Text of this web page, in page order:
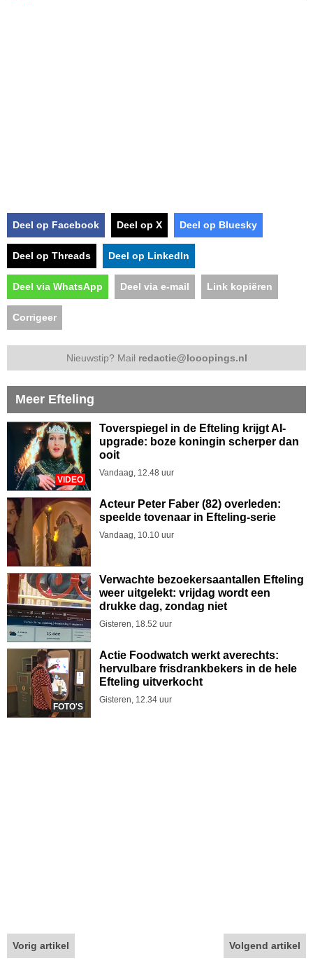
Deel op Facebook Deel op X Deel op Bluesky
Deel op Threads Deel op LinkedIn
Deel via WhatsApp Deel via e-mail Link kopiëren
Corrigeer
Nieuwstip? Mail redactie@looopings.nl
Meer Efteling
VIDEO
Toverspiegel in de Efteling krijgt AI-
upgrade: boze koningin scherper dan
ooit
Vandaag, 12.48 uur
Acteur Peter Faber (82) overleden:
speelde tovenaar in Efteling-serie
Vandaag, 10.10 uur
Verwachte bezoekersaantallen Efteling
weer uitgelekt: vrijdag wordt een
drukke dag, zondag niet
Gisteren, 18.52 uur
FOTO'S
Actie Foodwatch werkt averechts:
hervulbare frisdrankbekers in de hele
Efteling uitverkocht
Gisteren, 12.34 uur
Vorig artikel Volgend artikel